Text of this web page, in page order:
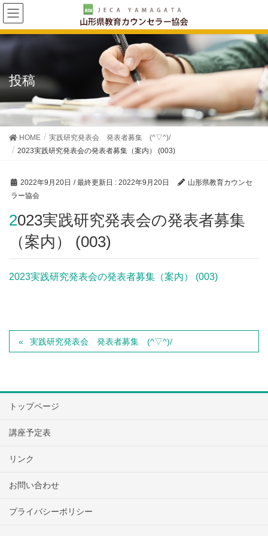
投稿
HOME
実践研究発表会 発表者募集 (^▽^)/
2023実践研究発表会の発表者募集（案内） (003)
2022年9月20日 / 最終更新日 : 2022年9月20日
山形県教育カウンセ
ラー協会
2023実践研究発表会の発表者募集
（案内） (003)
2023実践研究発表会の発表者募集（案内） (003)
実践研究発表会 発表者募集 (^▽^)/
トップページ
講座予定表
リンク
お問い合わせ
プライバシーポリシー